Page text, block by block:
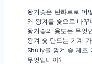
왕겨숯은 탄화로로 어
왜 왕겨를 숯으로 바꾸
왕겨숯의 용도는 무엇
왕겨 숯 만드는 기계
Shuliy를 왕겨 숯 제조
무엇입니까?